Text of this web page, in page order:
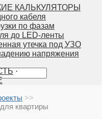
КАЛЬКУЛЯТОРЫ
кабеля
по фазам
до LED-ленты
утечка под УЗО
напряжения
·
>>
квартиры